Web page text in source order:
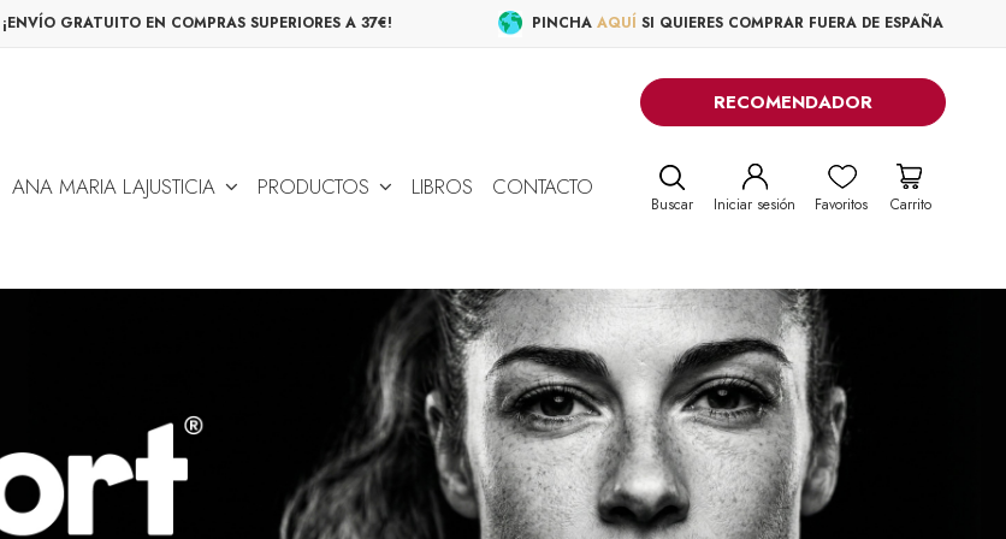
¡ENVÍO GRATUITO EN COMPRAS SUPERIORES A 37€! PINCHA AQUÍ SI QUIERES COMPRAR FUERA DE ESPAÑA
RECOMENDADOR
ANA MARIA LAJUSTICIA PRODUCTOS LIBROS CONTACTO
Buscar Iniciar sesión Favoritos Carrito